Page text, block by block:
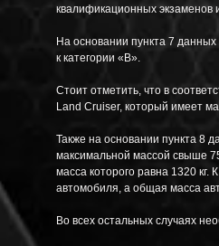
квалификационных экзаменов
На основании пункта 7
к категории «B».
Стоит отметить, что в
Land Cruiser, который имеет
Также на основании пункта 8
максимальной массой свыше
масса которого равна 1320
автомобиля, а общая масса
Во всех остальных случаях